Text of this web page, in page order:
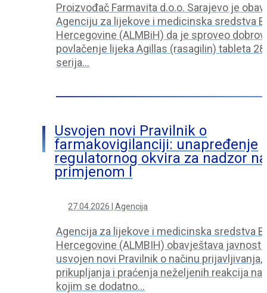
Proizvođač Farmavita d.o.o. Sarajevo je
Agenciju za lijekove i medicinska sredstva
Hercegovine (ALMBiH) da je sproveo
povlačenje lijeka Agillas (rasagilin) tableta 28
serija…
Usvojen novi Pravilnik o
farmakovigilanciji: unapređenje
regulatornog okvira za nadzor
primjenom l
27.04.2026 | Agencija
Agencija za lijekove i medicinska sredstva
Hercegovine (ALMBIH) obavještava javnost
usvojen novi Pravilnik o načinu prijavljivanja,
prikupljanja i praćenja neželjenih reakcija na
kojim se dodatno…